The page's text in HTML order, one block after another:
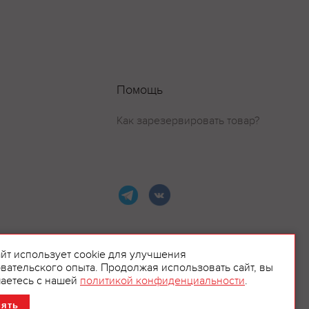
Помощь
Как зарезервировать товар?
использует cookie для улучшения
опыта. Продолжая использовать сайт, вы
с нашей политикой конфиденциальности.